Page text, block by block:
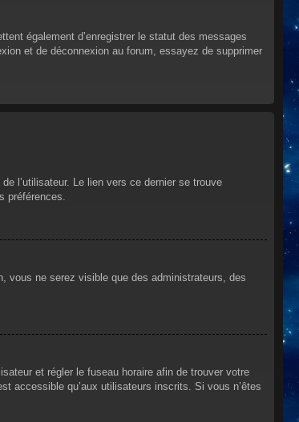
également d’enregistrer le statut des messages
et de déconnexion au forum, essayez de supprimer
l’utilisateur. Le lien vers ce dernier se trouve
préférences.
vous ne serez visible que des administrateurs, des
et régler le fuseau horaire afin de trouver votre
accessible qu’aux utilisateurs inscrits. Si vous n’êtes